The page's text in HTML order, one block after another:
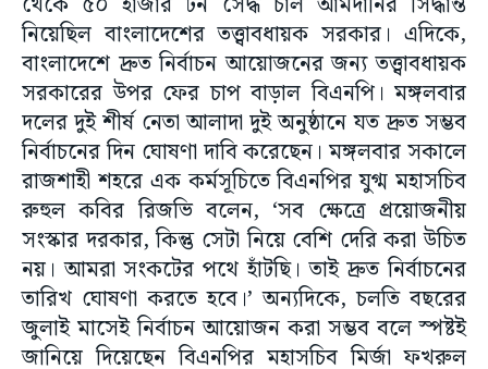
নিয়েছিল বাংলাদেশের তত্ত্বাবধায়ক সরকার। এদিকে,
বাংলাদেশে দ্রুত নির্বাচন আয়োজনের জন্য তত্ত্বাবধায়ক
সরকারের উপর ফের চাপ বাড়াল বিএনপি। মঙ্গলবার
দলের দুই শীর্ষ নেতা আলাদা দুই অনুষ্ঠানে যত দ্রুত সম্ভব
নির্বাচনের দিন ঘোষণা দাবি করেছেন। মঙ্গলবার সকালে
রাজশাহী শহরে এক কর্মসূচিতে বিএনপির যুগ্ম মহাসচিব
রুহুল কবির রিজভি বলেন, ‘সব ক্ষেত্রে প্রয়োজনীয়
সংস্কার দরকার, কিন্তু সেটা নিয়ে বেশি দেরি করা উচিত
নয়। আমরা সংকটের পথে হাঁটছি। তাই দ্রুত নির্বাচনের
তারিখ ঘোষণা করতে হবে।’ অন্যদিকে, চলতি বছরের
জুলাই মাসেই নির্বাচন আয়োজন করা সম্ভব বলে স্পষ্টই
জানিয়ে দিয়েছেন বিএনপির মহাসচিব মির্জা ফখরুল